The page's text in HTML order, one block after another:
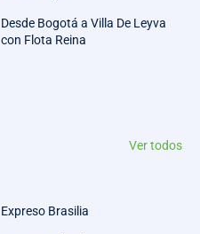
Desde Bogotá a Villa De Leyva
con Flota Reina
Ver todos
Expreso Brasilia